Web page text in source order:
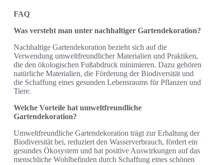
FAQ
Was versteht man unter nachhaltiger Gartendekoration?
Nachhaltige Gartendekoration bezieht sich auf die
Verwendung umweltfreundlicher Materialien und Praktiken,
die den ökologischen Fußabdruck minimieren. Dazu gehören
natürliche Materialien, die Förderung der Biodiversität und
die Schaffung eines gesunden Lebensraums für Pflanzen und
Tiere.
Welche Vorteile hat umweltfreundliche
Gartendekoration?
Umweltfreundliche Gartendekoration trägt zur Erhaltung der
Biodiversität bei, reduziert den Wasserverbrauch, fördert ein
gesundes Ökosystem und hat positive Auswirkungen auf das
menschliche Wohlbefinden durch Schaffung eines schönen